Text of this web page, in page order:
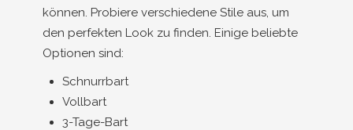
können. Probiere verschiedene Stile aus, um
den perfekten Look zu finden. Einige beliebte
Optionen sind:
Schnurrbart
Vollbart
3-Tage-Bart